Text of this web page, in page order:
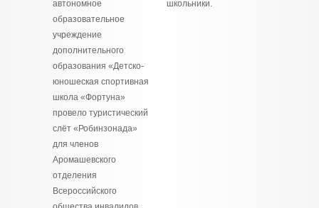
автономное
образовательное
учреждение
дополнительного
образования «Детско-
юношеская спортивная
школа «Фортуна»
провело туристический
слёт «Робинзонада»
для членов
Аромашевского
отделения
Всероссийского
школьники.